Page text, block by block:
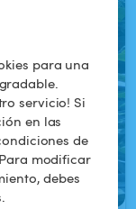
para una
servicio! Si
en las
de
modificar
debes